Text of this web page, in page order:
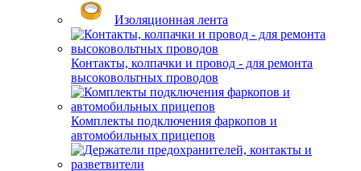
Изоляционная лента
Контакты, колпачки и провод - для ремонта
высоковольтных проводов
Комплекты подключения фаркопов и
автомобильных прицепов